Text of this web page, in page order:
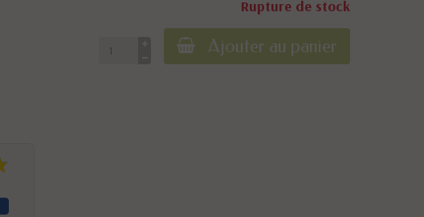
Rupture de stock
Ajouter au panier